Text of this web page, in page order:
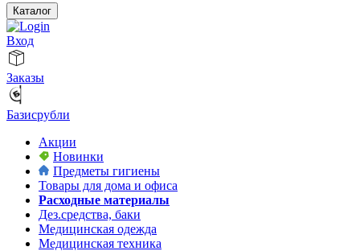
Каталог
Вход
Заказы
Базисрубли
Акции
Новинки
Предметы гигиены
Товары для дома и офиса
Расходные материалы
Дез.средства, баки
Медицинская одежда
Медицинская техника